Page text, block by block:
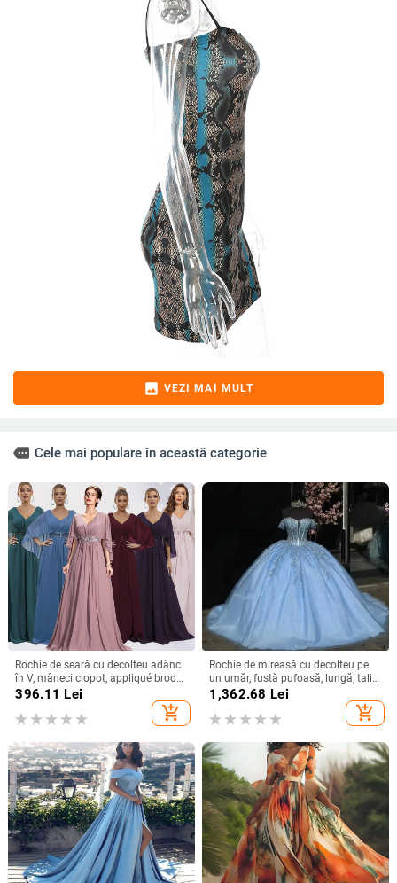
image VEZI MAI MULT
more Cele mai populare în această categorie
Rochie de seară cu decolteu adânc
în V, mâneci clopot, appliqué brodat
cu paiete, croială lungă A-line
396.11 Lei
add_shopping_cart
Rochie de mireasă cu decolteu pe
un umăr, fustă pufoasă, lungă, talie
înaltă, material poliester
1,362.68 Lei
add_shopping_cart